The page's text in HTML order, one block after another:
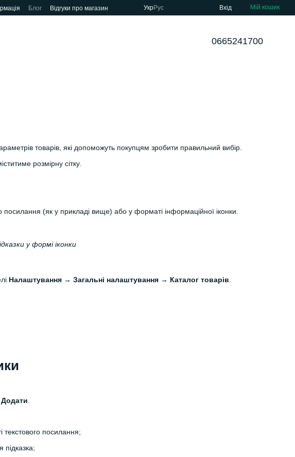
Блог Відгуки про магазин УкрРус Вхід Мій кошик
0665241700
товарів, які допоможуть покупцям зробити правильний вибір.
розмірну сітку.
посилання (як у прикладі вище) або у форматі інформаційної іконки.
у формі іконки
Налаштування → Загальні налаштування → Каталог товарів
Додати.
текстового посилання;
підказка;